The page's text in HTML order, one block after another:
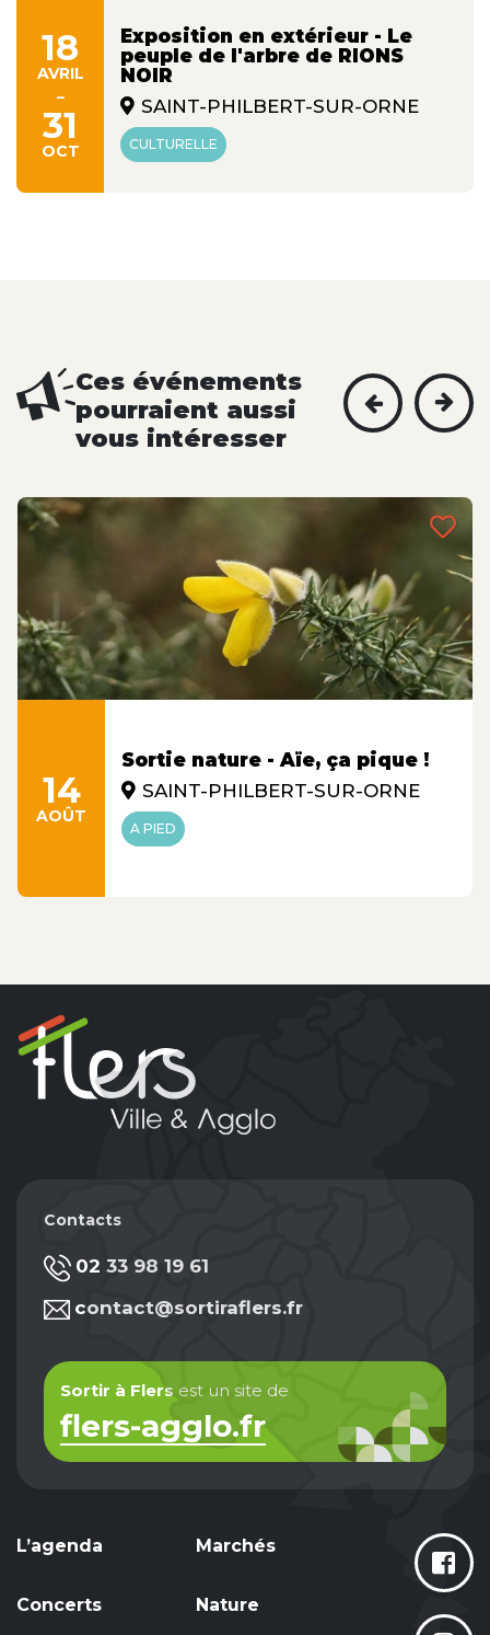
18
AVRIL
-
31
OCT
Exposition en extérieur - Le
peuple de l'arbre de RIONS
NOIR
SAINT-PHILBERT-SUR-ORNE
CULTURELLE
Ces événements
pourraient aussi
vous intéresser
14
AOÛT
Sortie nature - Aïe, ça pique !
SAINT-PHILBERT-SUR-ORNE
A PIED
Contacts
02 33 98 19 61
contact@sortiraflers.fr
Sortir à Flers est un site de
flers-agglo.fr
L’agenda
Concerts
Marchés
Nature